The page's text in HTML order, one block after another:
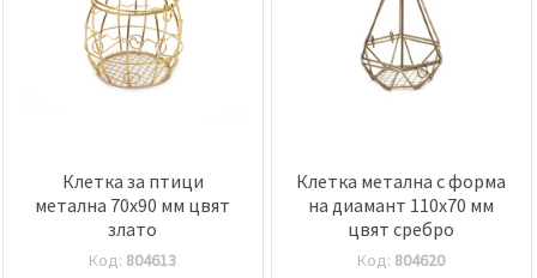
Клетка за птици
метална 70x90 мм цвят
злато
Код: 804613
Клетка метална с форма
на диамант 110x70 мм
цвят сребро
Код: 804620